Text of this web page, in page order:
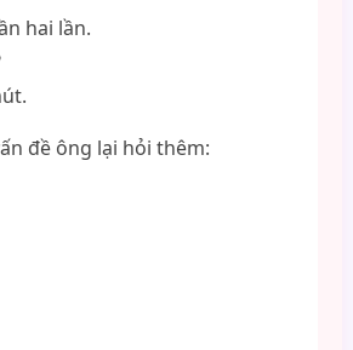
hai lần.
đề ông lại hỏi thêm: